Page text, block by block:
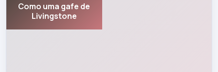
Como uma gafe de
Livingstone